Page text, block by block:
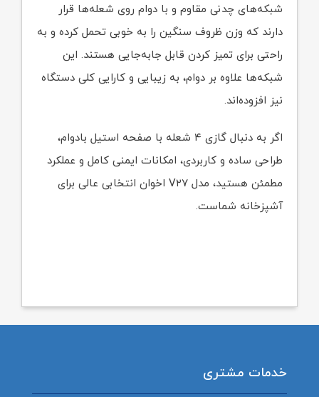
شبکه‌های چدنی مقاوم و با دوام روی شعله‌ها قرار
دارند که وزن ظروف سنگین را به خوبی تحمل کرده و به
راحتی برای تمیز کردن قابل جابه‌جایی هستند. این
شبکه‌ها علاوه بر دوام، به زیبایی و کارایی کلی دستگاه
نیز افزوده‌اند.
اگر به دنبال گازی ۴ شعله با صفحه استیل بادوام،
طراحی ساده و کاربردی، امکانات ایمنی کامل و عملکرد
مطمئن هستید، مدل V۲۷ اخوان انتخابی عالی برای
آشپزخانه شماست.
خدمات مشتری